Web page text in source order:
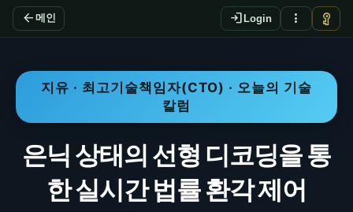
arrow_back 메인 login Login more_vert vpn_key
지유 · 최고기술책임자(CTO) · 오늘의 기술
칼럼
은닉 상태의 선형 디코딩을 통
한 실시간 법률 환각 제어